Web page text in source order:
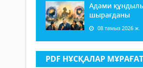
Адами
шырағданы
08 тамыз 2026 ж.
PDF НҰСҚАЛАР